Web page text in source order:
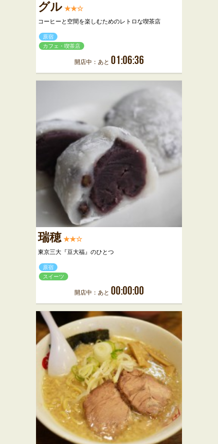
グル ★★☆
コーヒーと空間を楽しむためのレトロな喫茶店
原宿
カフェ・喫茶店
開店中：あと 01:06:36
瑞穂 ★★☆
東京三大『豆大福』のひとつ
原宿
スイーツ
開店中：あと 00:00:00